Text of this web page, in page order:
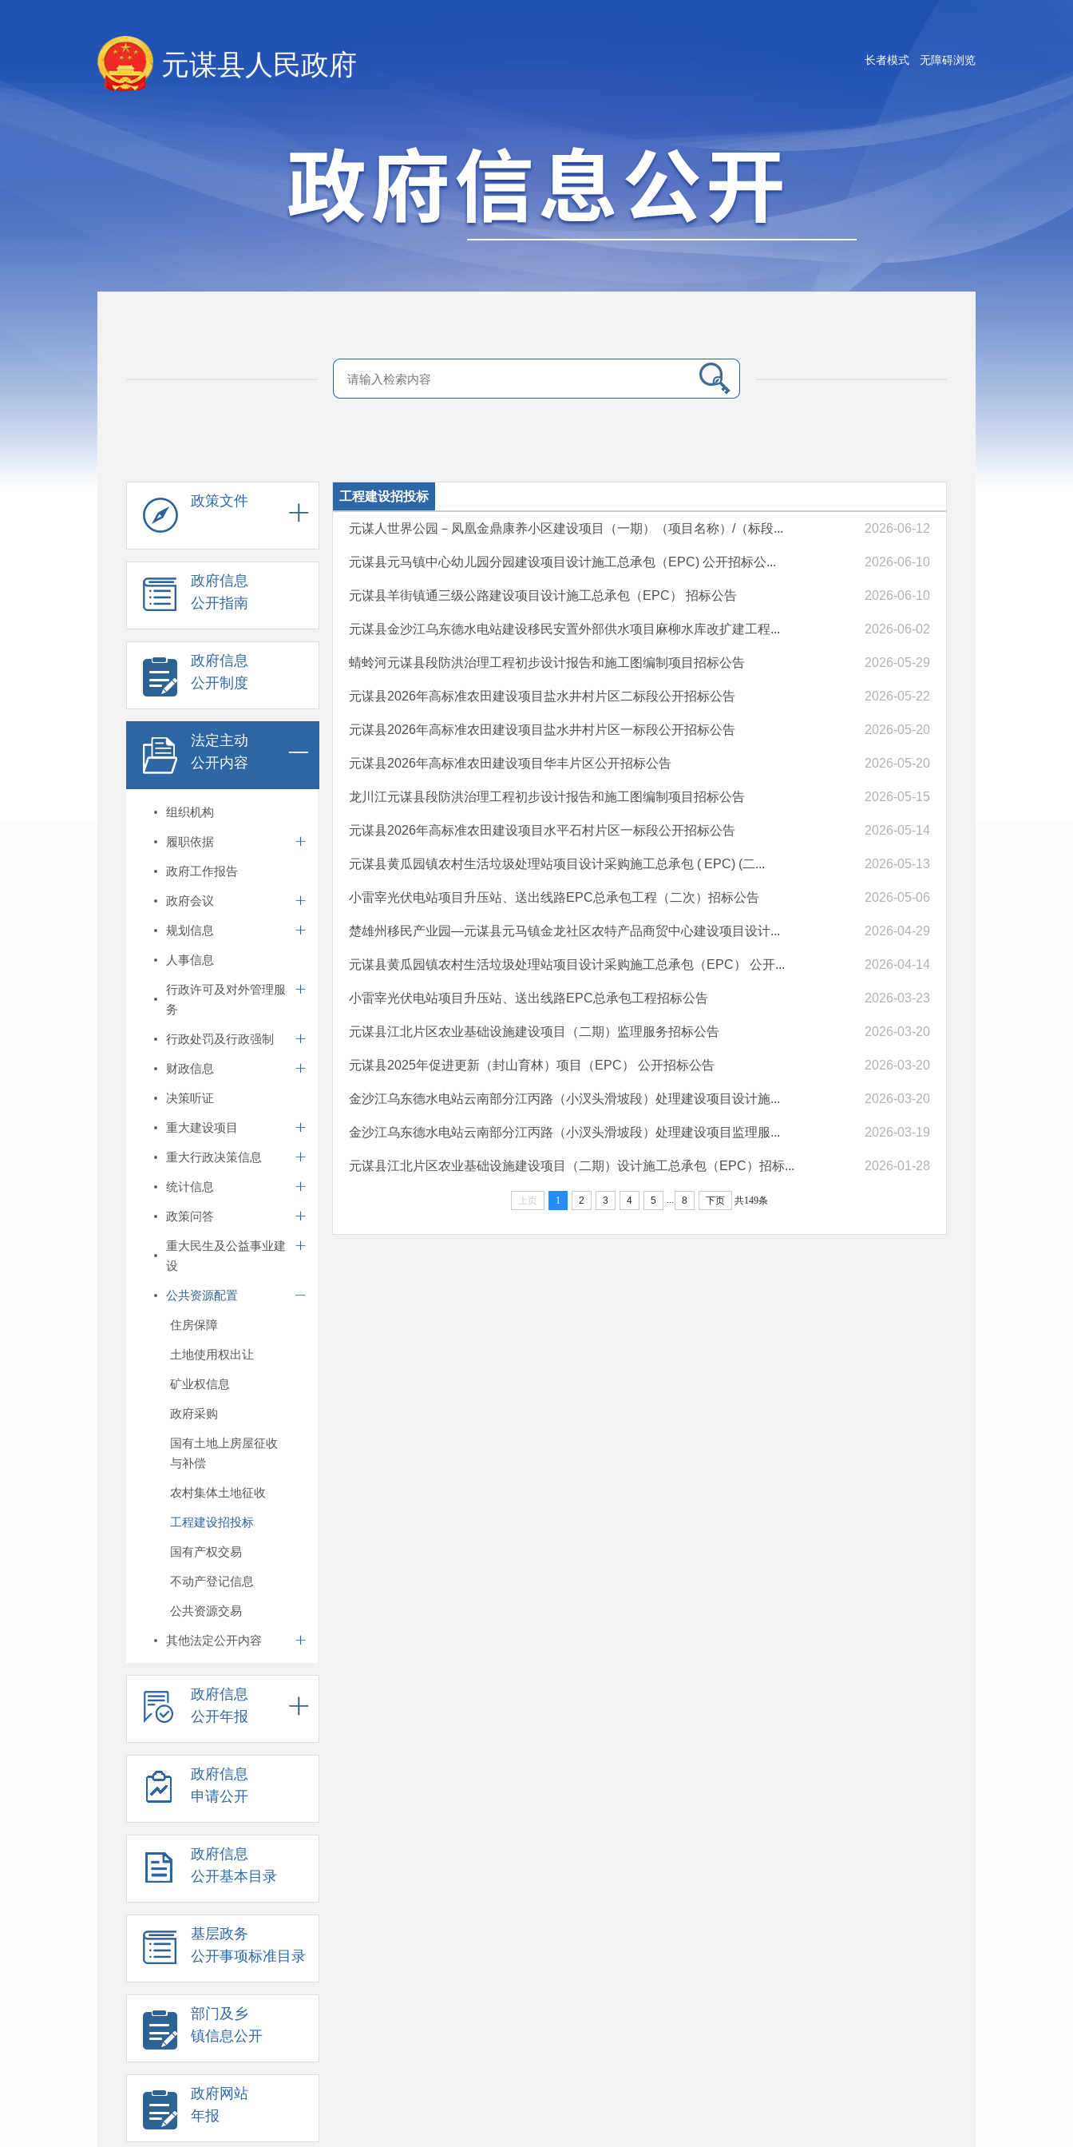
无障碍浏览
长者模式
元谋县人民政府
政策文件
政府信息
公开指南
政府信息
公开制度
法定主动
公开内容
组织机构
履职依据
政府工作报告
政府会议
规划信息
人事信息
行政许可及对外管理服
务
行政处罚及行政强制
财政信息
决策听证
重大建设项目
重大行政决策信息
统计信息
政策问答
重大民生及公益事业建
设
公共资源配置
住房保障
土地使用权出让
矿业权信息
政府采购
国有土地上房屋征收
与补偿
农村集体土地征收
工程建设招投标
国有产权交易
不动产登记信息
公共资源交易
其他法定公开内容
政府信息
公开年报
政府信息
申请公开
政府信息
公开基本目录
基层政务
公开事项标准目录
部门及乡
镇信息公开
政府网站
年报
工程建设招投标
元谋人世界公园－凤凰金鼎康养小区建设项目（一期）（项目名称）/（标段... 2026-06-12
元谋县元马镇中心幼儿园分园建设项目设计施工总承包（EPC) 公开招标公... 2026-06-10
​元谋县羊街镇通三级公路建设项目设计施工总承包（EPC） 招标公告 2026-06-10
元谋县金沙江乌东德水电站建设移民安置外部供水项目麻柳水库改扩建工程... 2026-06-02
蜻蛉河元谋县段防洪治理工程初步设计报告和施工图编制项目招标公告 2026-05-29
元谋县2026年高标准农田建设项目盐水井村片区二标段​公开招标公告 2026-05-22
元谋县2026年高标准农田建设项目盐水井村片区一标段公开招标公告 2026-05-20
元谋县2026年高标准农田建设项目华丰片区公开招标公告 2026-05-20
龙川江元谋县段防洪治理工程初步设计报告和施工图编制项目招标公告 2026-05-15
元谋县2026年高标准农田建设项目水平石村片区一标段公开招标公告 2026-05-14
元谋县黄瓜园镇农村生活垃圾处理站项目设计采购施工总承包 ( EPC) (二... 2026-05-13
小雷宰光伏电站项目升压站、送出线路EPC总承包工程（二次）招标公告 2026-05-06
楚雄州移民产业园—元谋县元马镇金龙社区农特产品商贸中心建设项目设计... 2026-04-29
元谋县黄瓜园镇农村生活垃圾处理站项目设计采购施工总承包（EPC） 公开... 2026-04-14
小雷宰光伏电站项目升压站、送出线路EPC总承包工程招标公告 2026-03-23
元谋县江北片区农业基础设施建设项目（二期）监理服务招标公告 2026-03-20
元谋县2025年促进更新（封山育林）项目（EPC） 公开招标公告 2026-03-20
金沙江乌东德水电站云南部分江丙路（小汊头滑坡段）处理建设项目设计施... 2026-03-20
金沙江乌东德水电站云南部分江丙路（小汊头滑坡段）处理建设项目监理服... 2026-03-19
元谋县江北片区农业基础设施建设项目（二期）设计施工总承包（EPC）招标... 2026-01-28
上页 1 2 3 4 5 8 下页 共149条